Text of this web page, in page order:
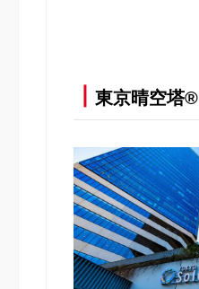
東京晴空塔®